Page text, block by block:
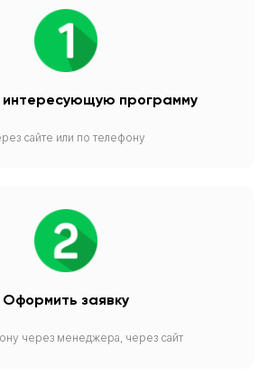
интересующую программу
сайте или по телефону
Оформить заявку
через менеджера, через сайт